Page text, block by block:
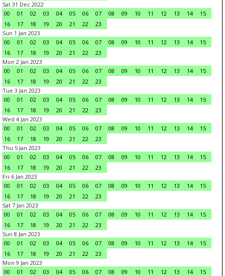
Sat 31 Dec 2022
00
01 02 03 04 05 06 07 08 09 10 11 12 13 14
15
16
17 18 19 20 21 22
23
Sun 1 Jan 2023
00
01 02 03 04 05 06 07 08 09 10 11 12 13 14
15
16
17 18 19 20 21 22
23
Mon 2 Jan 2023
00
01 02 03 04 05 06 07 08 09 10 11 12 13 14
15
16
17 18 19 20 21 22
23
Tue 3 Jan 2023
00
01 02 03 04 05 06 07 08 09 10 11 12 13 14
15
16
17 18 19 20 21 22
23
Wed 4 Jan 2023
00
01 02 03 04 05 06 07 08 09 10 11 12 13 14
15
16
17 18 19 20 21 22
23
Thu 5 Jan 2023
00
01 02 03 04 05 06 07 08 09 10 11 12 13 14
15
16
17 18 19 20 21 22
23
Fri 6 Jan 2023
00
01 02 03 04 05 06 07 08 09 10 11 12 13 14
15
16
17 18 19 20 21 22
23
Sat 7 Jan 2023
00
01 02 03 04 05 06 07 08 09 10 11 12 13 14
15
16
17 18 19 20 21 22
23
Sun 8 Jan 2023
00
01 02 03 04 05 06 07 08 09 10 11 12 13 14
15
16
17 18 19 20 21 22
23
Mon 9 Jan 2023
00
01 02 03 04 05 06 07 08 09 10 11 12 13 14 15